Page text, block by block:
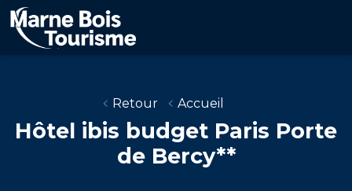
Aller
au
contenu
principal
Retour Accueil
Hôtel ibis budget Paris Porte
de Bercy**